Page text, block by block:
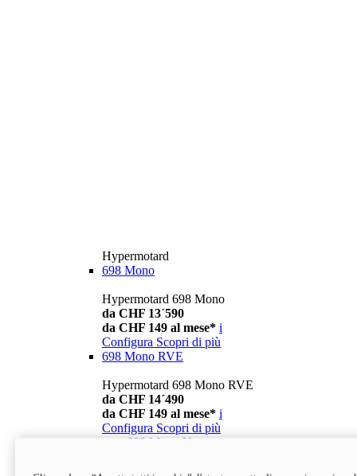
Hypermotard
698 Mono
Hypermotard 698 Mono
da CHF 13´590
da CHF 149 al mese* i
Configura Scopri di più
698 Mono RVE
Hypermotard 698 Mono RVE
da CHF 14´490
da CHF 149 al mese* i
Configura Scopri di più
698 Mono Nera
Hypermotard 698 Mono Nera